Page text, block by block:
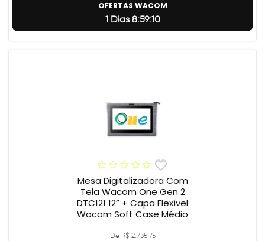
OFERTAS WACOM
1 Dias 8:59:9
Mesa Digitalizadora Com
Tela Wacom One Gen 2
DTC121 12” + Capa Flexível
Wacom Soft Case Médio
De R$ 2.735,75